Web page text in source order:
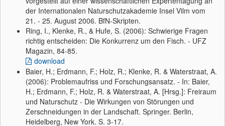
der Internationalen Naturschutzakademie Insel Vilm vom
21. - 25. August 2006. BfN-Skripten.
Ring, I., Klenke, R., & Hufe, S. (2006): Schwierige Fragen
richtig entscheiden: Die Konkurrenz um den Fisch. - UFZ
Magazin, 84-85.
download
Baier, H.; Erdmann, F.; Holz, R.; Klenke, R. & Waterstraat, A.
(2006): Problemaufriss und Forschungsansatz. - In: Baier,
H.; Erdmann, F.; Holz, R. & Waterstraat, A. [Hrsg.]: Freiraum
und Naturschutz - Die Wirkungen von Störungen und
Zerschneidungen in der Landschaft. Springer. Berlin,
Heidelberg, New York. S. 3-17.